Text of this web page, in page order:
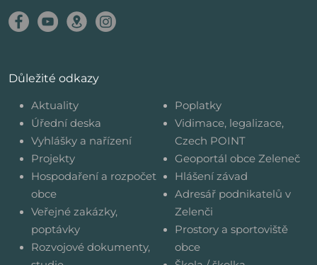
Důležité odkazy
Aktuality
Úřední deska
Vyhlášky a nařízení
Projekty
Hospodaření a rozpočet
obce
Veřejné zakázky,
poptávky
Rozvojové dokumenty,
Poplatky
Vidimace, legalizace,
Czech POINT
Geoportál obce Zeleneč
Hlášení závad
Adresář podnikatelů v
Zelenči
Prostory a sportoviště
obce